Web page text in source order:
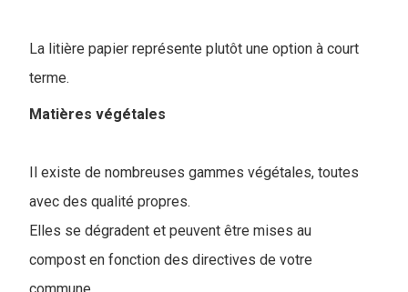
La litière papier représente plutôt une option à court
terme.
Matières végétales
Il existe de nombreuses gammes végétales, toutes
avec des qualité propres.
Elles se dégradent et peuvent être mises au
compost en fonction des directives de votre